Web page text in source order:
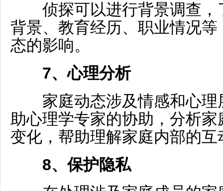
侦探可以进行背景调查，
背景、教育经历、职业情况
态的影响。
7、心理分析
家庭动态涉及情感和心理
助心理学专家的协助，分析
变化，帮助理解家庭内部的互
8、保护隐私